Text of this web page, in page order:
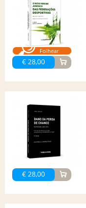
Folhear
€ 28,00
€ 28,00